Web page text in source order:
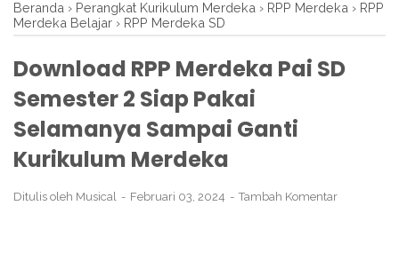
Beranda › Perangkat Kurikulum Merdeka › RPP Merdeka › RPP
Merdeka Belajar › RPP Merdeka SD
Download RPP Merdeka Pai SD
Semester 2 Siap Pakai
Selamanya Sampai Ganti
Kurikulum Merdeka
Ditulis oleh Musical Februari 03, 2024 Tambah Komentar